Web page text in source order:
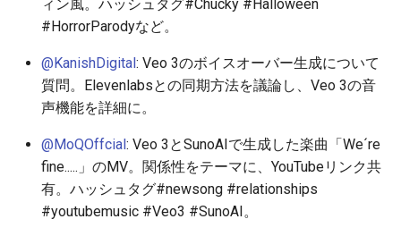
2026-05-13
2026-05-11
2026-05-10
2025-10-28
2025-10-26
2025-10-25
2026-05-13
2026-05-11
2026-05-10
2025-10-28
2025-10-26
2025-10-25
2026-05-10
2026-05-08
2026-05-07
2025-10-28
2025-10-26
2025-10-25
2026-05-09
2026-05-07
2026-05-06
ィン風。ハッシュタグ#Chucky #Halloween
#HorrorParodyなど。
@KanishDigital: Veo 3のボイスオーバー生成について
質問。Elevenlabsとの同期方法を議論し、Veo 3の音
声機能を詳細に。
@MoQOffcial: Veo 3とSunoAIで生成した楽曲「We´re
fine.....」のMV。関係性をテーマに、YouTubeリンク共
有。ハッシュタグ#newsong #relationships
#youtubemusic #Veo3 #SunoAI。